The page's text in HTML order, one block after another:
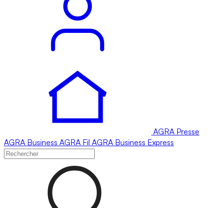
AGRA Presse
AGRA Business AGRA Fil AGRA Business Express